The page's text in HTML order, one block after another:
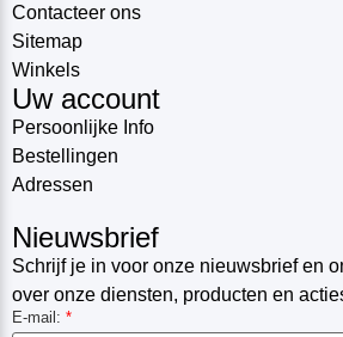
Contacteer ons
Sitemap
Winkels
Uw account
Persoonlijke Info
Bestellingen
Adressen
Nieuwsbrief
Schrijf je in voor onze nieuwsbrief en
over onze diensten, producten en
E-mail: *